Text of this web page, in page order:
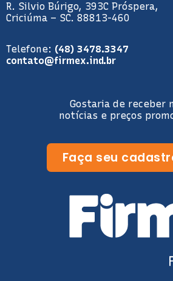
R. Silvio Búrigo, 393C Próspera,
Criciúma – SC. 88813-460
Telefone: (48) 3478.3347
contato@firmex.ind.br
Gostaria de receber
notícias e preços
Faça seu